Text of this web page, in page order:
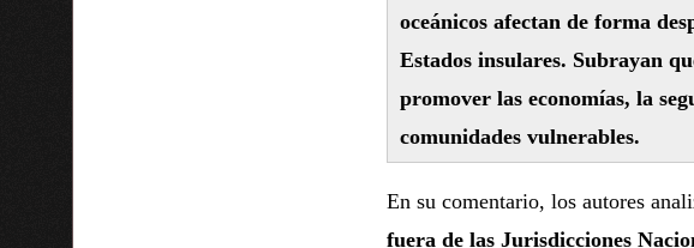
oceánicos afectan de forma
Estados insulares. Subrayan
promover las economías, la
comunidades vulnerables.
En su comentario, los autores
fuera de las Jurisdicciones